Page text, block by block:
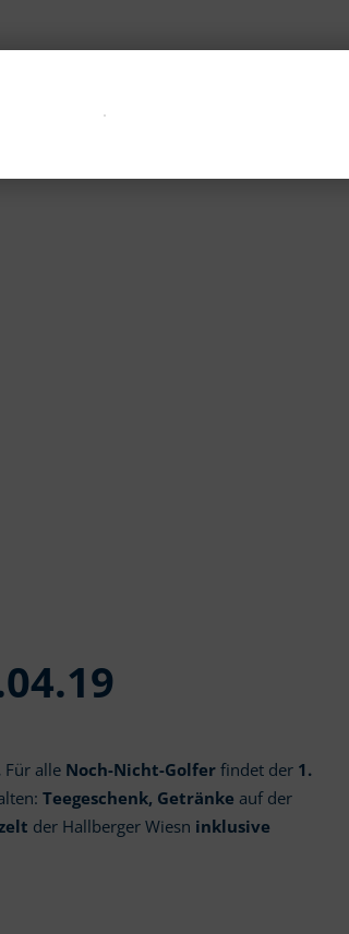
Für alle Noch-Nicht-Golferfindet der 1.
Teegeschenk, Getränke auf der
der Hallberger Wiesn inklusive